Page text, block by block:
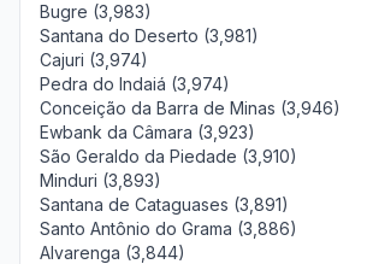
Bugre (3,983)
Santana do Deserto (3,981)
Cajuri (3,974)
Pedra do Indaiá (3,974)
Conceição da Barra de Minas (3,946)
Ewbank da Câmara (3,923)
São Geraldo da Piedade (3,910)
Minduri (3,893)
Santana de Cataguases (3,891)
Santo Antônio do Grama (3,886)
Alvarenga (3,844)